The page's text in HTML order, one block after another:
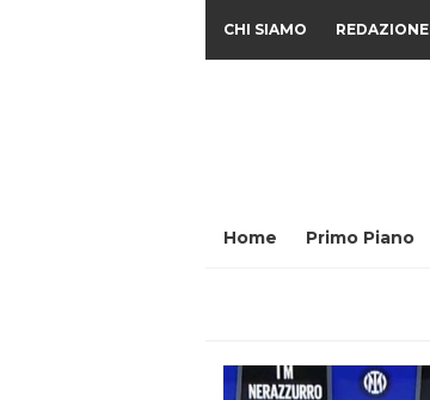
CHI SIAMO REDAZIONE
Home Primo Piano